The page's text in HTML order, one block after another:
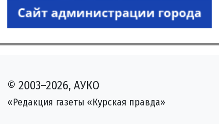
© 2003–2026, АУКО
«Редакция газеты «Курская правда»